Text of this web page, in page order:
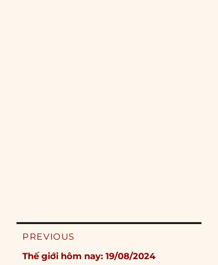
Post
PREVIOUS
Previous
Thế giới hôm nay: 19/08/2024